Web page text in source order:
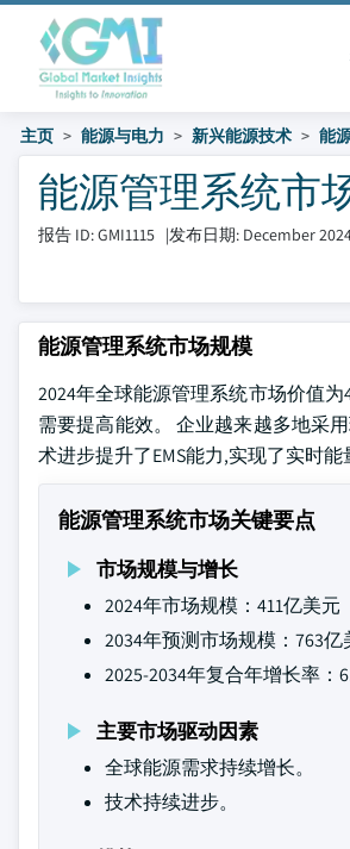
主页 能源与电力 新兴能源技术 能
能源管理系统市
报告 ID: GMI1115 |发布日期: December
能源管理系统市场规模
2024年全球能源管理系统市场价值
需要提高能效。 企业越来越多地采
术进步提升了EMS能力,实现了实时
能源管理系统市场关键要点
市场规模与增长
2024年市场规模：411亿美元
2034年预测市场规模：763亿
2025-2034年复合年增长率：
主要市场驱动因素
全球能源需求持续增长。
技术持续进步。